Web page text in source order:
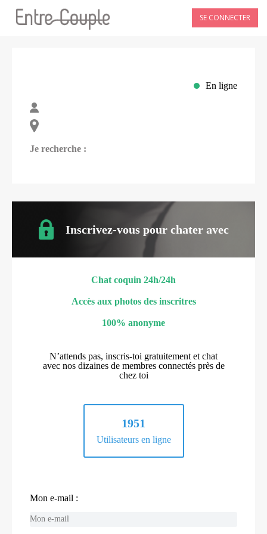
SE CONNECTER
En ligne
Je recherche :
Inscrivez-vous pour chater avec
Chat coquin 24h/24h
Accès aux photos des inscritres
100% anonyme
N’attends pas, inscris-toi gratuitement et chat
avec nos dizaines de membres connectés près de
chez toi
1951
Utilisateurs en ligne
Mon e-mail :